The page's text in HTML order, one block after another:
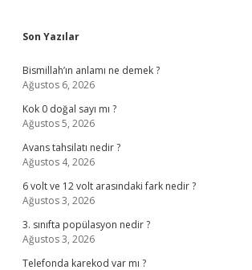
Sidebar
Son Yazılar
Bismillah’ın anlamı ne demek ?
Ağustos 6, 2026
Kok 0 doğal sayı mı ?
Ağustos 5, 2026
Avans tahsilatı nedir ?
Ağustos 4, 2026
6 volt ve 12 volt arasındaki fark nedir ?
Ağustos 3, 2026
3. sınıfta popülasyon nedir ?
Ağustos 3, 2026
Telefonda karekod var mı ?